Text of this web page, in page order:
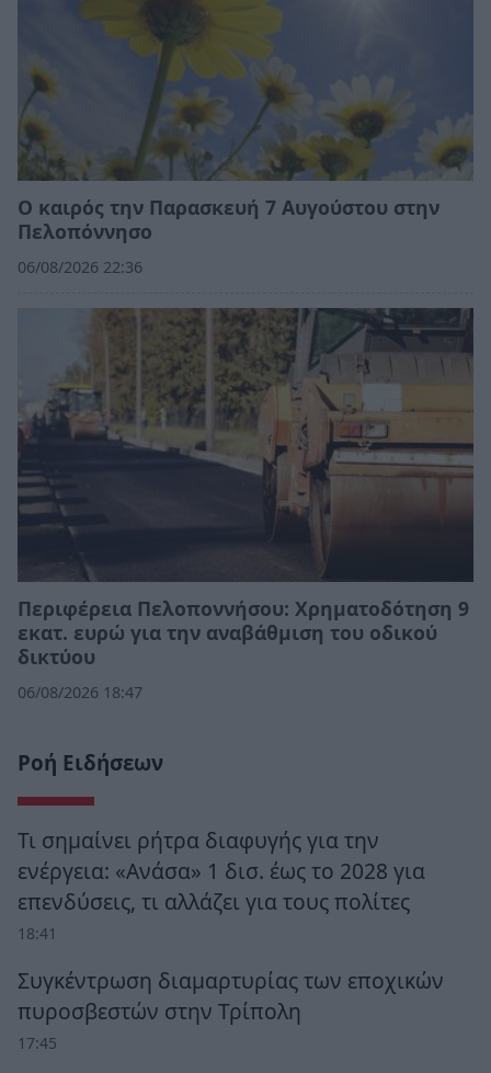
Ο καιρός την Παρασκευή 7 Αυγούστου στην
Πελοπόννησο
06/08/2026 22:36
Περιφέρεια Πελοποννήσου: Χρηματοδότηση 9
εκατ. ευρώ για την αναβάθμιση του οδικού
δικτύου
06/08/2026 18:47
Ροή Ειδήσεων
Τι σημαίνει ρήτρα διαφυγής για την
ενέργεια: «Ανάσα» 1 δισ. έως το 2028 για
επενδύσεις, τι αλλάζει για τους πολίτες
18:41
Συγκέντρωση διαμαρτυρίας των εποχικών
πυροσβεστών στην Τρίπολη
17:45